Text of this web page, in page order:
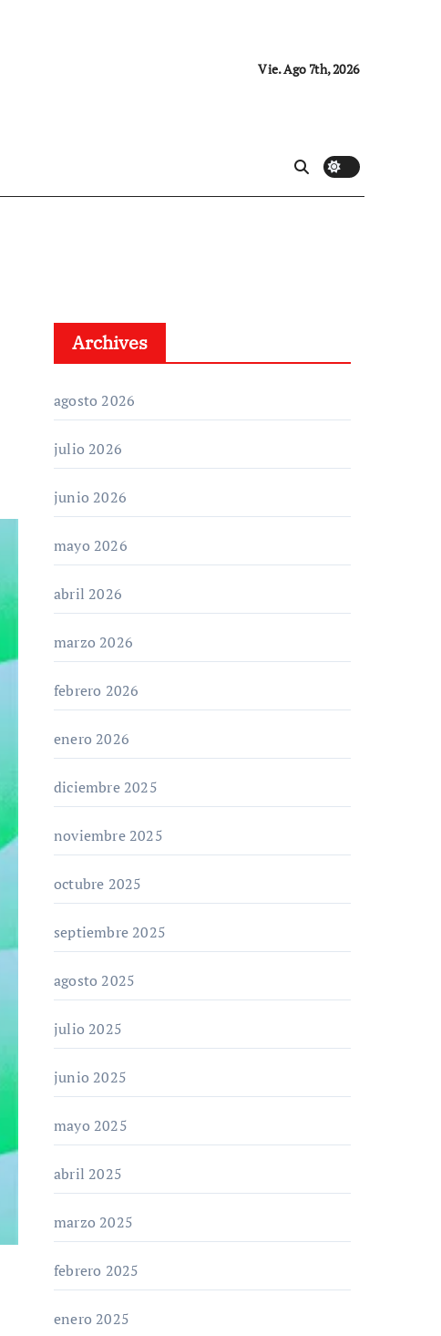
Vie. Ago 7th, 2026
Archives
agosto 2026
julio 2026
junio 2026
mayo 2026
abril 2026
marzo 2026
febrero 2026
enero 2026
diciembre 2025
noviembre 2025
octubre 2025
septiembre 2025
agosto 2025
julio 2025
junio 2025
mayo 2025
abril 2025
marzo 2025
febrero 2025
enero 2025